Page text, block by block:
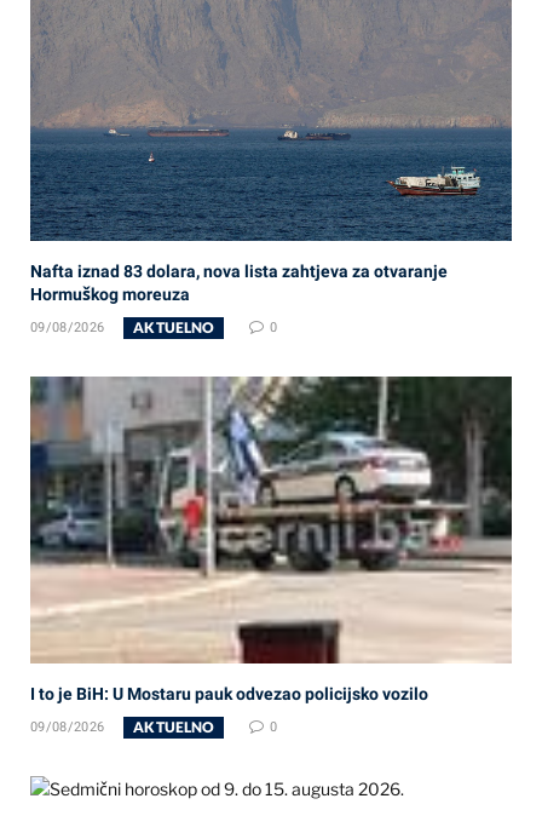
Nafta iznad 83 dolara, nova lista zahtjeva za otvaranje
Hormuškog moreuza
09/08/2026 AKTUELNO 0
I to je BiH: U Mostaru pauk odvezao policijsko vozilo
09/08/2026 AKTUELNO 0